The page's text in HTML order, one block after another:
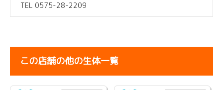
TEL 0575-28-2209
この店舗の他の生体一覧